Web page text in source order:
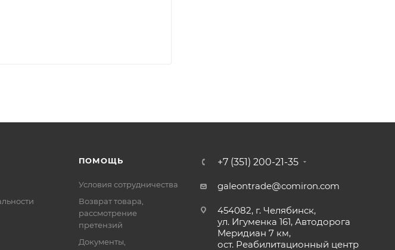
ПОМОЩЬ
Условия сотрудничества
Возврат товара,
рассмотрение
претензий
Документы,
+7 (351) 200-21-35
galeontrade@comiron.com
454082, г. Челябинск,
ул. Игуменка 161, Автодорога
Меридиан 7 км,
ост. Реабилитационный центр